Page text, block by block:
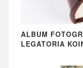
ALBUM
LEGATORIA